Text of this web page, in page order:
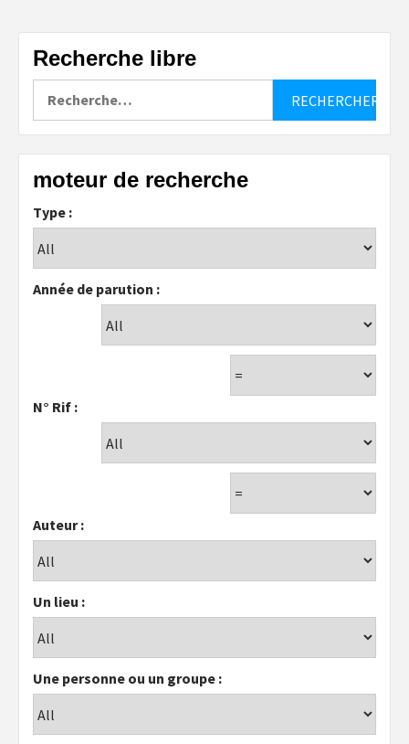
Recherche libre
moteur de recherche
Type :
Année de parution :
N° Rif :
Auteur :
Un lieu :
Une personne ou un groupe :